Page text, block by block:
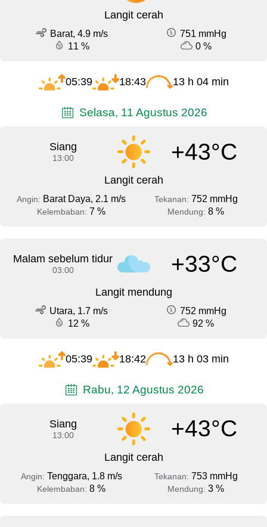
Langit cerah
Barat, 4.9 m/s
751 mmHg
11 %
0 %
05:39 18:43 13 h 04 min
Selasa, 11 Agustus 2026
Siang
13:00 +43°C
Langit cerah
Angin: Barat Daya, 2.1 m/s Tekanan: 752 mmHg
Kelembaban: 7 % Mendung: 8 %
Malam sebelum tidur
03:00 +33°C
Langit mendung
Utara, 1.7 m/s
752 mmHg
12 %
92 %
05:39 18:42 13 h 03 min
Rabu, 12 Agustus 2026
Siang
13:00 +43°C
Langit cerah
Angin: Tenggara, 1.8 m/s Tekanan: 753 mmHg
Kelembaban: 8 % Mendung: 3 %